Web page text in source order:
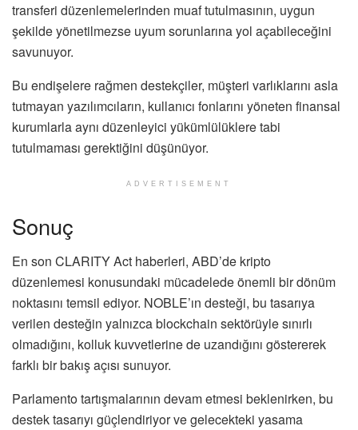
transferi düzenlemelerinden muaf tutulmasının, uygun
şekilde yönetilmezse uyum sorunlarına yol açabileceğini
savunuyor.
Bu endişelere rağmen destekçiler, müşteri varlıklarını asla
tutmayan yazılımcıların, kullanıcı fonlarını yöneten finansal
kurumlarla aynı düzenleyici yükümlülüklere tabi
tutulmaması gerektiğini düşünüyor.
ADVERTISEMENT
Sonuç
En son CLARITY Act haberleri, ABD’de kripto
düzenlemesi konusundaki mücadelede önemli bir dönüm
noktasını temsil ediyor. NOBLE’ın desteği, bu tasarıya
verilen desteğin yalnızca blockchain sektörüyle sınırlı
olmadığını, kolluk kuvvetlerine de uzandığını göstererek
farklı bir bakış açısı sunuyor.
Parlamento tartışmalarının devam etmesi beklenirken, bu
destek tasarıyı güçlendiriyor ve gelecekteki yasama